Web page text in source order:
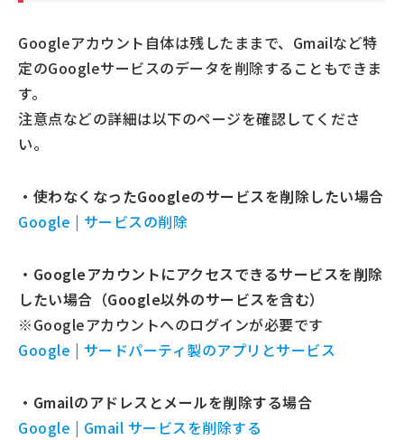
Googleアカウント自体は残したままで、Gmailなど特
定のGoogleサービスのデータを削除することもできま
す。
注意点などの詳細は以下のページを確認してくださ
い。
・使わなくなったGoogleのサービスを削除したい場合
Google | サービスの削除
・Googleアカウントにアクセスできるサービスを削除
したい場合（Google以外のサービスを含む）
※Googleアカウントへのログインが必要です
Google | サードパーティ製のアプリとサービス
・Gmailのアドレスとメールを削除する場合
Google | Gmail サービスを削除する